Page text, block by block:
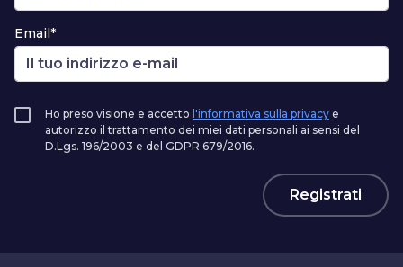
Email*
Ho preso visione e accetto l'informativa sulla privacy e
autorizzo il trattamento dei miei dati personali ai sensi del
D.Lgs. 196/2003 e del GDPR 679/2016.
Registrati